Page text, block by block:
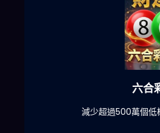
六合
減少超過500萬個低